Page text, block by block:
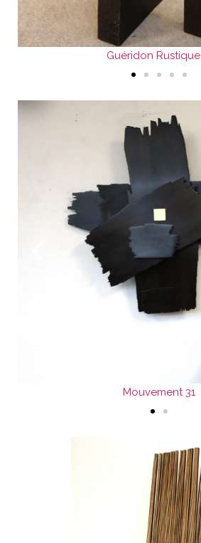
Guéridon Rustique
Mouvement 31